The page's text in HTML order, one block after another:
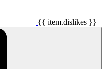
{{ item.dislikes }}